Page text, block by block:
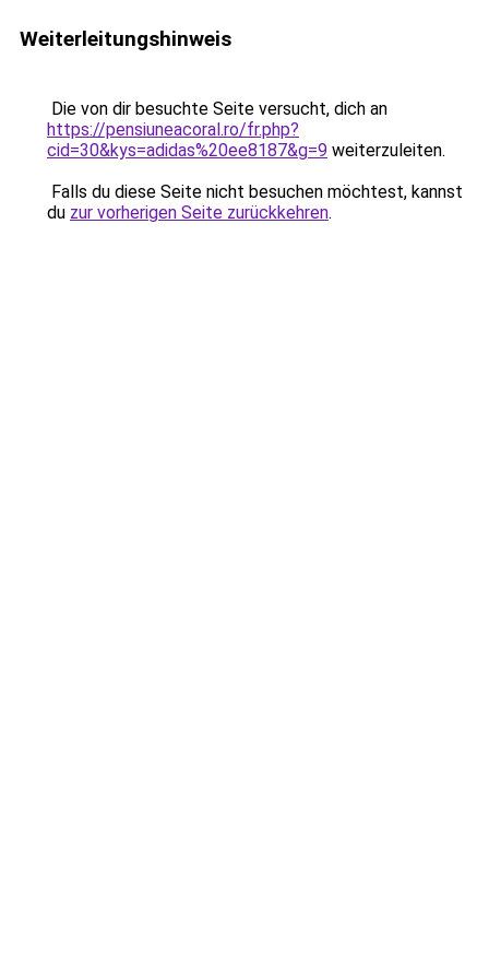
Weiterleitungshinweis
Die von dir besuchte Seite versucht, dich an
https://pensiuneacoral.ro/fr.php?
cid=30&kys=adidas%20ee8187&g=9 weiterzuleiten.
Falls du diese Seite nicht besuchen möchtest, kannst
du zur vorherigen Seite zurückkehren.